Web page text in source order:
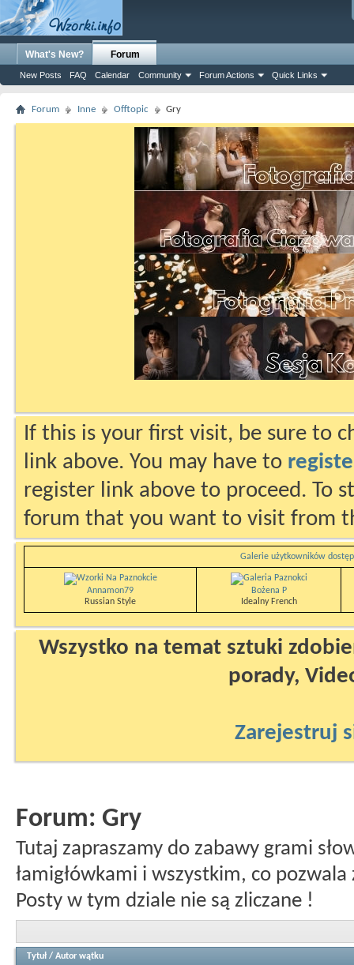
What's New? Forum
New Posts FAQ Calendar Community Forum Actions Quick Links
Forum Inne Offtopic Gry
If this is your first visit, be sure to
link above. You may have to
register link above to proceed. To
forum that you want to visit from
Galerie użytkowników
Annamon79
Russian Style
Bożena P
Idealny French
Wszystko na temat sztuki
porady,
Zarejestruj
Forum: Gry
Tutaj zapraszamy do zabawy grami
łamigłówkami i wszystkim, co pozwala
Posty w tym dziale nie są zliczane !
Tytuł / Autor wątku